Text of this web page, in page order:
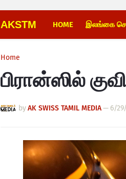
AKSTM HOME இலங்கை
Home
பிரான்ஸில்
byAK SWISS TAMIL MEDIA— 6/